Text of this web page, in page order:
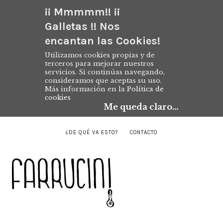
¡¡ Mmmmm!! ¡¡
Galletas !! Nos
encantan las Cookies!
Utilizamos cookies propias y de
terceros para mejorar nuestros
servicios. Si continúas navegando,
consideramos que aceptas su uso.
Más información en la Política de
cookies
Me queda claro...
¿DE QUÉ VA ESTO? CONTACTO